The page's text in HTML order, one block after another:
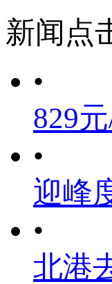
新闻点
•
829
•
迎峰
•
北港